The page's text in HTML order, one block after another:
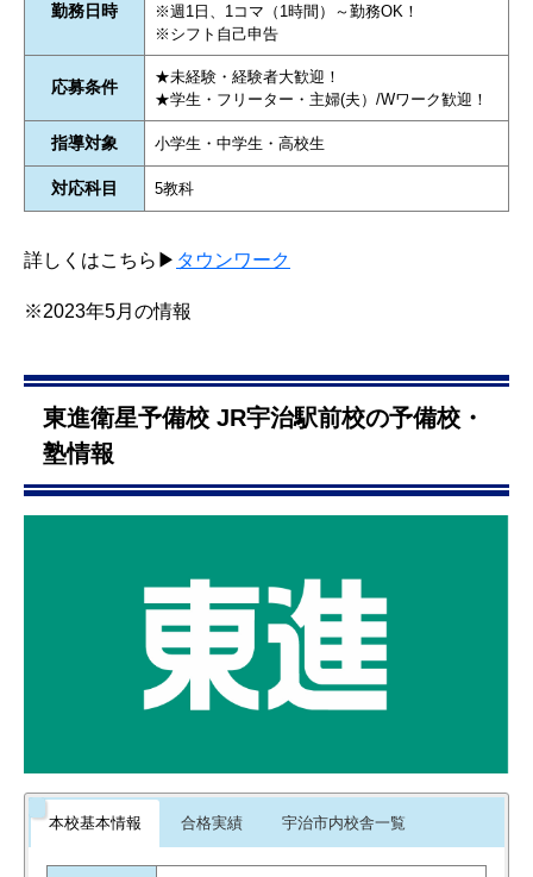
勤務日時
※週1日、1コマ（1時間）～勤務OK！
※シフト自己申告
応募条件
★未経験・経験者大歓迎！
★学生・フリーター・主婦(夫）/Wワーク歓迎！
指導対象 小学生・中学生・高校生
対応科目 5教科
詳しくはこちら▶ タウンワーク
※2023年5月の情報
東進衛星予備校 JR宇治駅前校の予備校・
塾情報
本校基本情報 合格実績 宇治市内校舎一覧